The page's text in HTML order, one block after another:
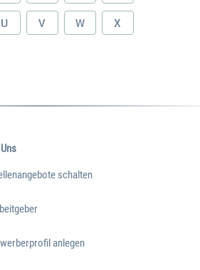
U V W X
schalten
anlegen